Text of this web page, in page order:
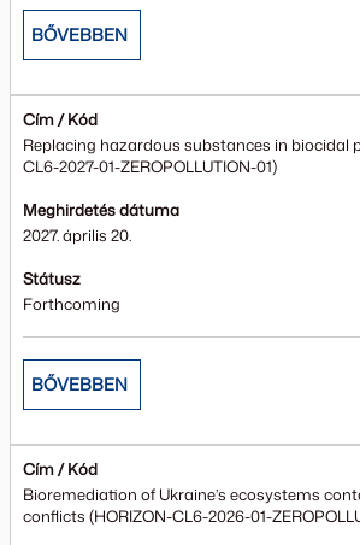
BŐVEBBEN
Cím / Kód
Replacing hazardous substances in biocidal
CL6-2027-01-ZEROPOLLUTION-01)
Meghirdetés dátuma
2027. április 20.
Státusz
Forthcoming
BŐVEBBEN
Cím / Kód
Bioremediation of Ukraine’s ecosystems
conflicts (HORIZON-CL6-2026-01-